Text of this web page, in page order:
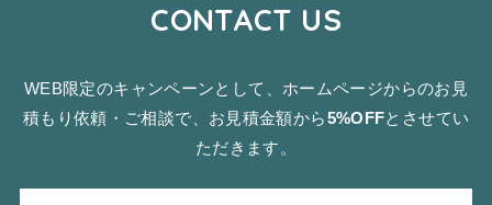
CONTACT US
WEB限定のキャンペーンとして、ホームページからのお見
積もり依頼・ご相談で、お見積金額から5%OFFとさせてい
ただきます。